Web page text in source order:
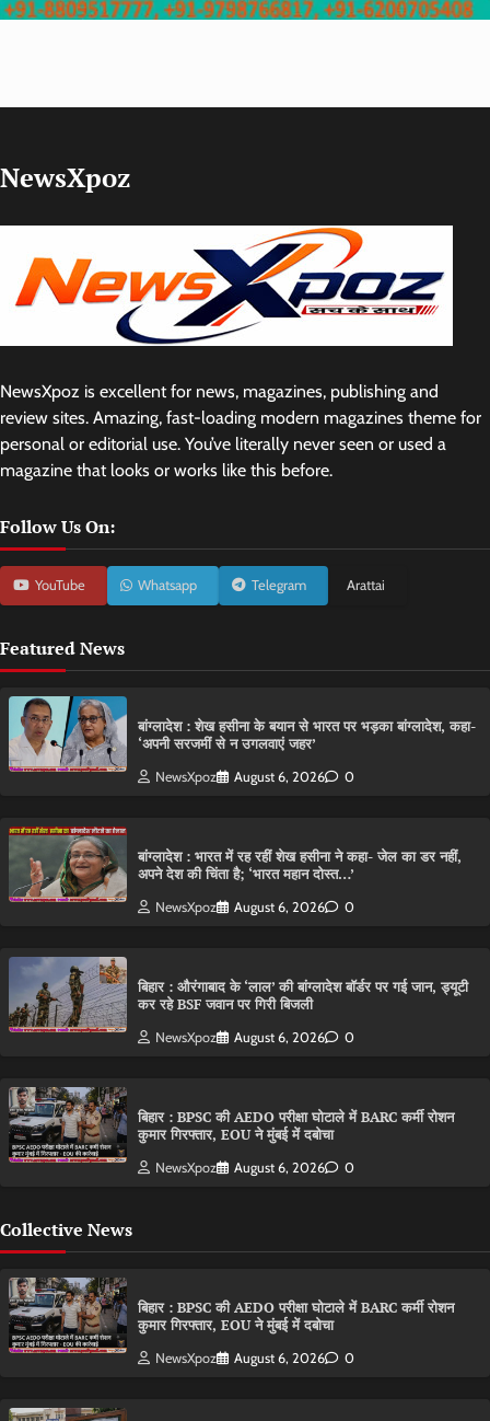
NewsXpoz
NewsXpoz is excellent for news, magazines, publishing and
review sites. Amazing, fast-loading modern magazines theme for
personal or editorial use. You’ve literally never seen or used a
magazine that looks or works like this before.
Follow Us On:
YouTube Whatsapp Telegram Arattai
Featured News
बांग्लादेश : शेख हसीना के बयान से भारत पर भड़का बांग्लादेश, कहा-
‘अपनी सरजमीं से न उगलवाएं जहर’
NewsXpoz August 6, 2026 0
बांग्लादेश : भारत में रह रहीं शेख हसीना ने कहा- जेल का डर नहीं,
अपने देश की चिंता है; ‘भारत महान दोस्त…’
NewsXpoz August 6, 2026 0
बिहार : औरंगाबाद के ‘लाल’ की बांग्लादेश बॉर्डर पर गई जान, ड्यूटी
कर रहे BSF जवान पर गिरी बिजली
NewsXpoz August 6, 2026 0
बिहार : BPSC की AEDO परीक्षा घोटाले में BARC कर्मी रोशन
कुमार गिरफ्तार, EOU ने मुंबई में दबोचा
NewsXpoz August 6, 2026 0
Collective News
बिहार : BPSC की AEDO परीक्षा घोटाले में BARC कर्मी रोशन
कुमार गिरफ्तार, EOU ने मुंबई में दबोचा
NewsXpoz August 6, 2026 0